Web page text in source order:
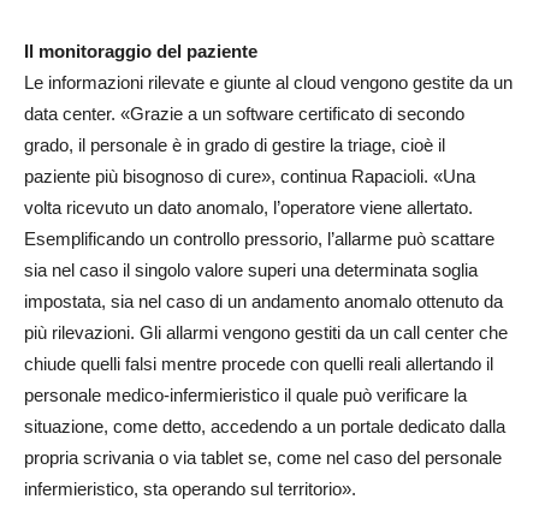
Il monitoraggio del paziente
Le informazioni rilevate e giunte al cloud vengono gestite da un
data center. «Grazie a un software certificato di secondo
grado, il personale è in grado di gestire la triage, cioè il
paziente più bisognoso di cure», continua Rapacioli. «Una
volta ricevuto un dato anomalo, l’operatore viene allertato.
Esemplificando un controllo pressorio, l’allarme può scattare
sia nel caso il singolo valore superi una determinata soglia
impostata, sia nel caso di un andamento anomalo ottenuto da
più rilevazioni. Gli allarmi vengono gestiti da un call center che
chiude quelli falsi mentre procede con quelli reali allertando il
personale medico-infermieristico il quale può verificare la
situazione, come detto, accedendo a un portale dedicato dalla
propria scrivania o via tablet se, come nel caso del personale
infermieristico, sta operando sul territorio».